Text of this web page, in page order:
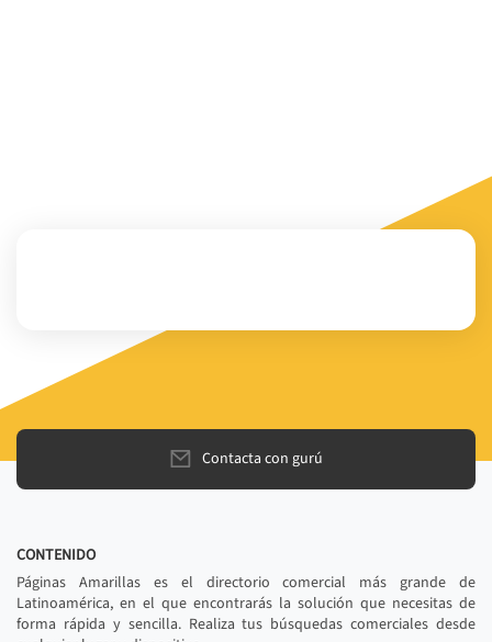
Contacta con gurú
CONTENIDO
Páginas Amarillas es el directorio comercial más grande de
Latinoamérica, en el que encontrarás la solución que necesitas de
forma rápida y sencilla. Realiza tus búsquedas comerciales desde